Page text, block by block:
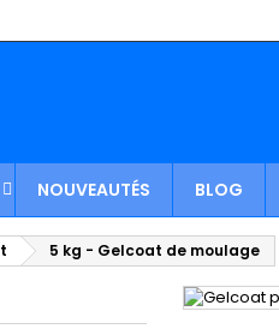
NOUVEAUTÉS BLOG
5 kg - Gelcoat de moulage